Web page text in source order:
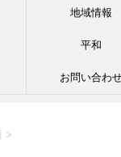
地域情報
平和
お問い合わ
>